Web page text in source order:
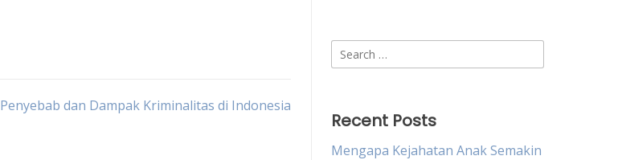
Penyebab dan Dampak Kriminalitas di Indonesia
Search
for:
Recent Posts
Mengapa Kejahatan Anak Semakin